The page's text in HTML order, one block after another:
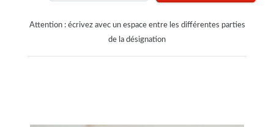
Attention : écrivez avec un espace entre les différentes parties
de la désignation